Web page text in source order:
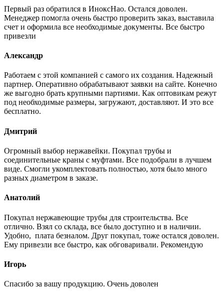
Первый раз обратился в ИноксНао. Остался доволен.
Менеджер помогла очень быстро проверить заказ, выставила
счет и оформила все необходимые документы. Все быстро
привезли
Александр
Работаем с этой компанией с самого их создания. Надежный
партнер. Оперативно обрабатывают заявки на сайте. Конечно
же выгодно брать крупными партиями. Как оптовикам режут
под необходимые размеры, загружают, доставляют. И это все
бесплатно.
Дмитрий
Огромный выбор нержавейки. Покупал трубы и
соединительные краны с муфтами. Все подобрали в лучшем
виде. Смогли укомплектовать полностью, хотя было много
разных диаметром в заказе.
Анатолий
Покупал нержавеющие трубы для строительства. Все
отлично. Взял со склада, все было доступно и в наличии.
Удобно, плата безналом. Друг покупал, тоже остался доволен.
Ему привезли все быстро, как обговаривали. Рекомендую
Игорь
Спасибо за вашу продукцию. Очень доволен